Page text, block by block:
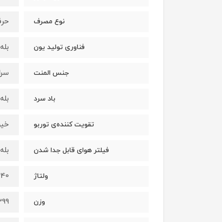
نوع مصرف
فناوری تولید یون بله
جنس المنت
باد سرد بله
تقویت کننده‌ی توربو
فیلتر هوای قابل جدا شدن بله
ولتاژ
وزن 399